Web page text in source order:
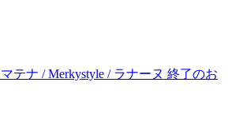
マテナ / Merkystyle / ラナーヌ 終了のお